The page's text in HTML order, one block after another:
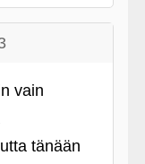
vain
tänään